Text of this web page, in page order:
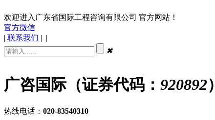
欢迎进入广东省国际工程咨询有限公司 官方网站！
官方微信
| 联系我们 | |
✖
广咨国际（证券代码： 920892）
热线电话： 020-83540310